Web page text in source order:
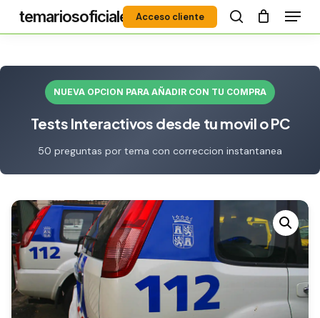
content
temariosoficiales
Acceso cliente
search
Menú
NUEVA OPCION PARA AÑADIR CON TU COMPRA
Tests Interactivos desde tu movil o PC
50 preguntas por tema con correccion instantanea